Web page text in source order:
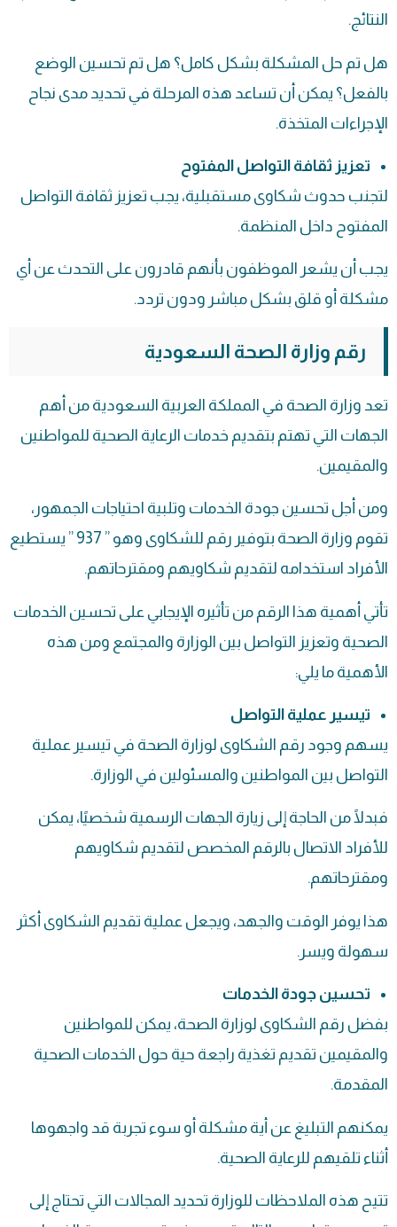
النتائج.
هل تم حل المشكلة بشكل كامل؟ هل تم تحسين الوضع
بالفعل؟ يمكن أن تساعد هذه المرحلة في تحديد مدى نجاح
الإجراءات المتخذة.
تعزيز ثقافة التواصل المفتوح
لتجنب حدوث شكاوى مستقبلية، يجب تعزيز ثقافة التواصل
المفتوح داخل المنظمة.
يجب أن يشعر الموظفون بأنهم قادرون على التحدث عن أي
مشكلة أو قلق بشكل مباشر ودون تردد.
رقم وزارة الصحة السعودية
تعد وزارة الصحة في المملكة العربية السعودية من أهم
الجهات التي تهتم بتقديم خدمات الرعاية الصحية للمواطنين
والمقيمين.
ومن أجل تحسين جودة الخدمات وتلبية احتياجات الجمهور،
تقوم وزارة الصحة بتوفير رقم للشكاوى وهو ” 937 ” يستطيع
الأفراد استخدامه لتقديم شكاويهم ومقترحاتهم.
تأتي أهمية هذا الرقم من تأثيره الإيجابي على تحسين الخدمات
الصحية وتعزيز التواصل بين الوزارة والمجتمع ومن هذه
الأهمية ما يلي:
تيسير عملية التواصل
يسهم وجود رقم الشكاوى لوزارة الصحة في تيسير عملية
التواصل بين المواطنين والمسئولين في الوزارة.
فبدلًا من الحاجة إلى زيارة الجهات الرسمية شخصيًا، يمكن
للأفراد الاتصال بالرقم المخصص لتقديم شكاويهم
ومقترحاتهم.
هذا يوفر الوقت والجهد، ويجعل عملية تقديم الشكاوى أكثر
سهولة ويسر.
تحسين جودة الخدمات
بفضل رقم الشكاوى لوزارة الصحة، يمكن للمواطنين
والمقيمين تقديم تغذية راجعة حية حول الخدمات الصحية
المقدمة.
يمكنهم التبليغ عن أية مشكلة أو سوء تجربة قد واجهوها
أثناء تلقيهم للرعاية الصحية.
تتيح هذه الملاحظات للوزارة تحديد المجالات التي تحتاج إلى